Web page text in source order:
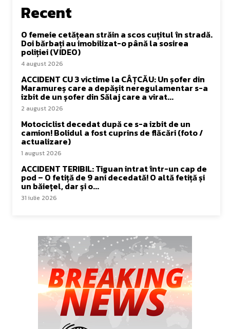
Recent
O femeie cetățean străin a scos cuțitul în stradă.
Doi bărbați au imobilizat-o până la sosirea
poliției (VIDEO)
4 august 2026
ACCIDENT CU 3 victime la CÂȚCĂU: Un șofer din
Maramureș care a depășit neregulamentar s-a
izbit de un șofer din Sălaj care a virat...
2 august 2026
Motociclist decedat după ce s-a izbit de un
camion! Bolidul a fost cuprins de flăcări (foto /
actualizare)
1 august 2026
ACCIDENT TERIBIL: Tiguan intrat într-un cap de
pod – O fetiță de 9 ani decedată! O altă fetiță și
un băiețel, dar și o...
31 iulie 2026